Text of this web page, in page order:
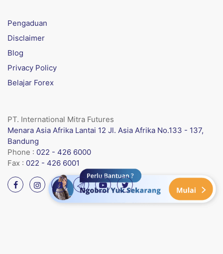
Pengaduan
Disclaimer
Blog
Privacy Policy
Belajar Forex
PT. International Mitra Futures
Menara Asia Afrika Lantai 12 Jl. Asia Afrika No.133 - 137,
Bandung
Phone : 022 - 426 6000
Fax : 022 - 426 6001